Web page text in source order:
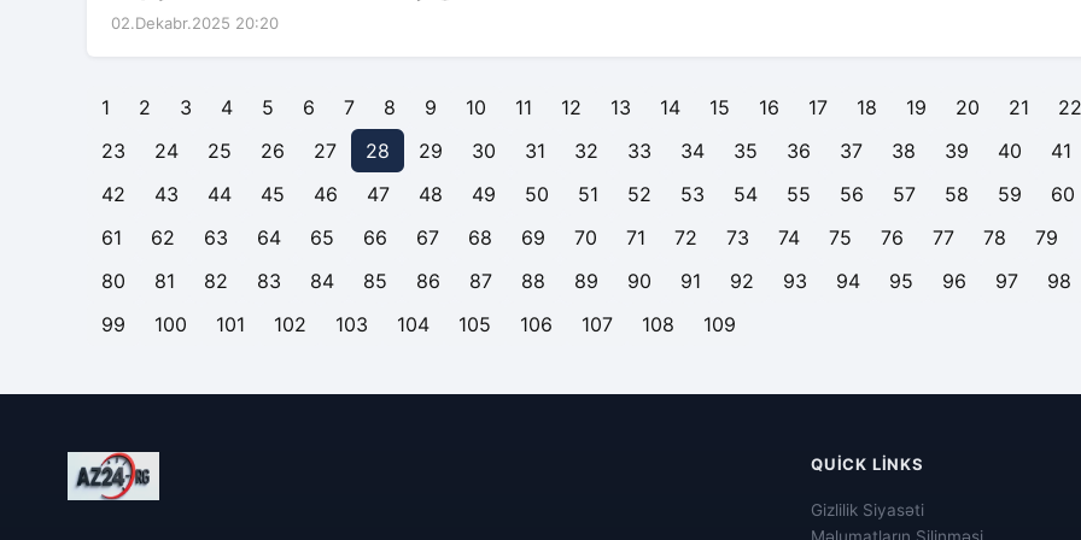
02.Dekabr.2025 20:20
1 2 3 4 5 6 7 8 9 10 11 12 13 14 15 16 17 18 19 20 21
22
23
24 25 26 27 28 29 30 31 32 33 34 35 36 37 38 39 40
41
42
43 44 45 46 47 48 49 50 51 52 53 54 55 56 57 58 59
60
61
62 63 64 65 66 67 68 69 70 71 72 73 74 75 76 77 78
79
80
81 82 83 84 85 86 87 88 89 90 91 92 93 94 95 96 97
98
99
100 101 102 103 104 105 106 107 108 109
QUICK LINKS
Gizlilik Siyasəti